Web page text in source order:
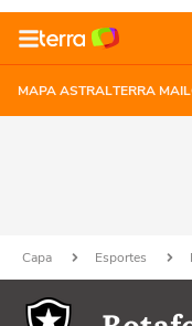
MAPA ASTRALTERRA MAIL
Capa Esportes